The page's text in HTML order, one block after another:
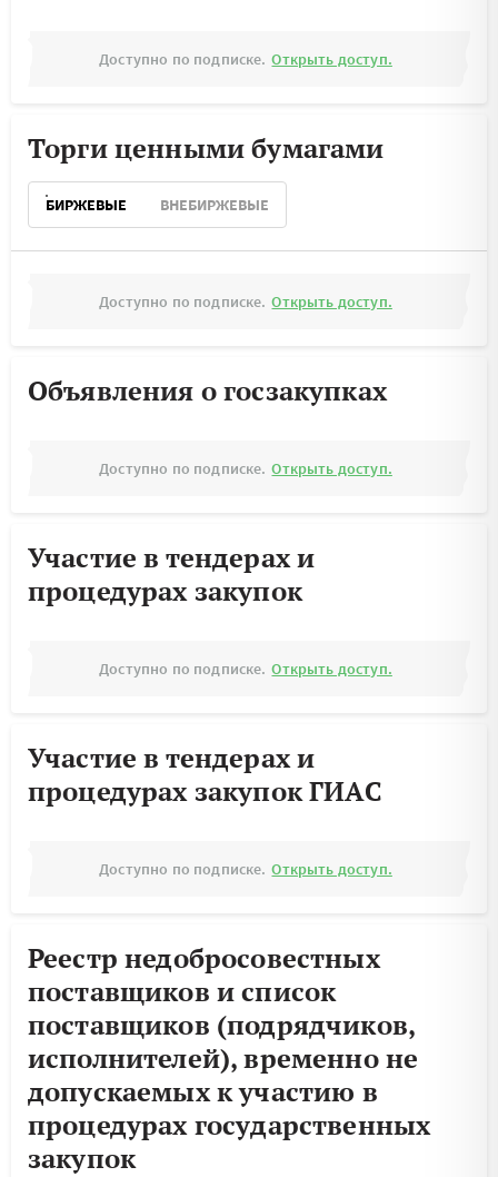
Доступно по подписке. Открыть доступ.
Торги ценными бумагами
БИРЖЕВЫЕ ВНЕБИРЖЕВЫЕ
Доступно по подписке. Открыть доступ.
Объявления о госзакупках
Доступно по подписке. Открыть доступ.
Участие в тендерах и
процедурах закупок
Доступно по подписке. Открыть доступ.
Участие в тендерах и
процедурах закупок ГИАС
Доступно по подписке. Открыть доступ.
Реестр недобросовестных
поставщиков и список
поставщиков (подрядчиков,
исполнителей), временно не
допускаемых к участию в
процедурах государственных
закупок